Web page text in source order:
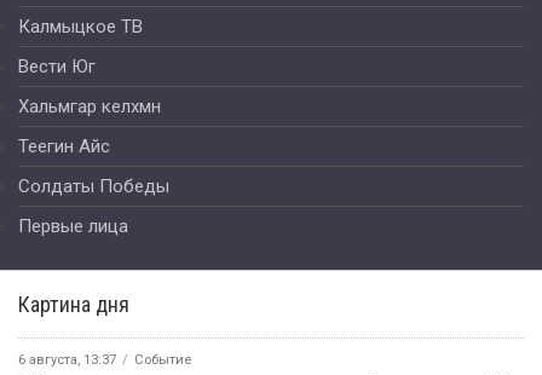
Калмыцкое ТВ
Вести Юг
Хальмгар келхмн
Теегин Айс
Солдаты Победы
Первые лица
Картина дня
6 августа, 13:37 Событие